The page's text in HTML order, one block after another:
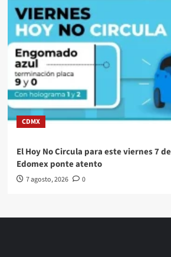
CDMX
El Hoy No Circula para este viernes 7
Edomex ponte atento
7 agosto, 2026 0